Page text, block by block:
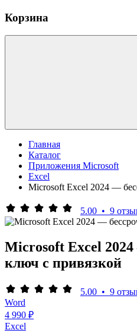
Корзина
Главная
Каталог
Приложения Microsoft
Excel
Microsoft Excel 2024 —
5.00 • 9
Microsoft Excel
ключ с привязкой
5.00 • 9
Word
4 990 ₽
Excel